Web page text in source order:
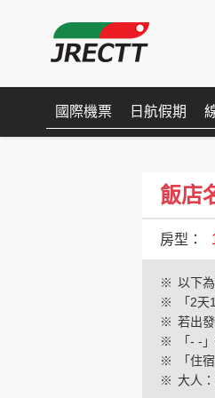
國際機票 日航假期
飯店
房型：
※ 以下
※
「2
※ 若出
※
「- -
※
「住
※ 大人